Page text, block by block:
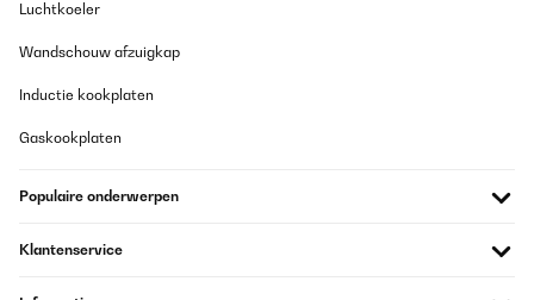
Luchtkoeler
Wandschouw afzuigkap
Inductie kookplaten
Gaskookplaten
Populaire onderwerpen
Klantenservice